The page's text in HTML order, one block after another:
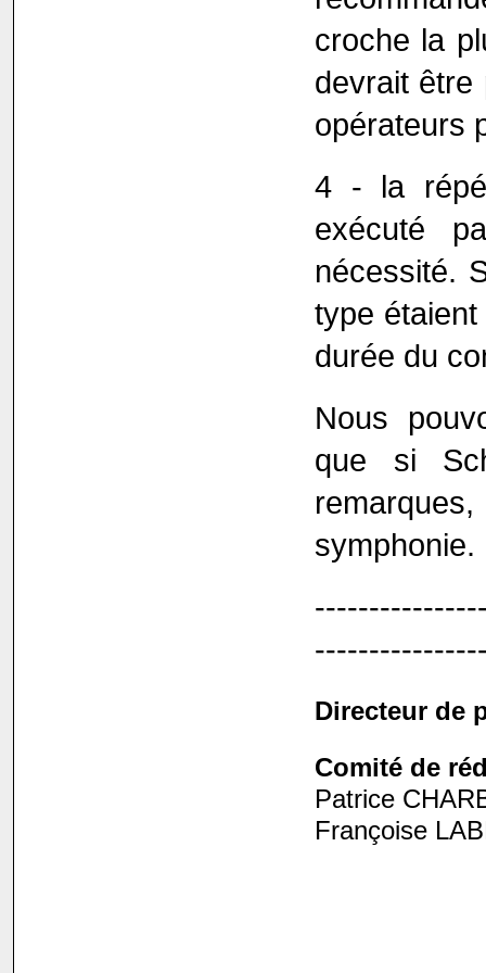
croche la
devrait être
opérateurs
4 - la
exécuté
nécessité.
type
durée du
Nous
que si
symphonie.
Directeur de
Comité de
Patrice
Françoise